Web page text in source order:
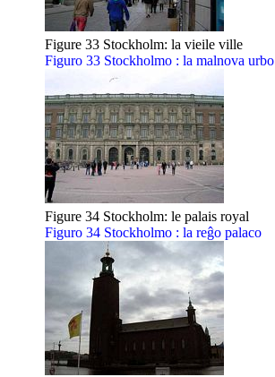
Figure 33 Stockholm: la vieile ville
Figuro 33 Stockholmo : la malnova urbo
Figure 34 Stockholm: le palais royal
Figuro 34 Stockholmo : la reĝo palaco